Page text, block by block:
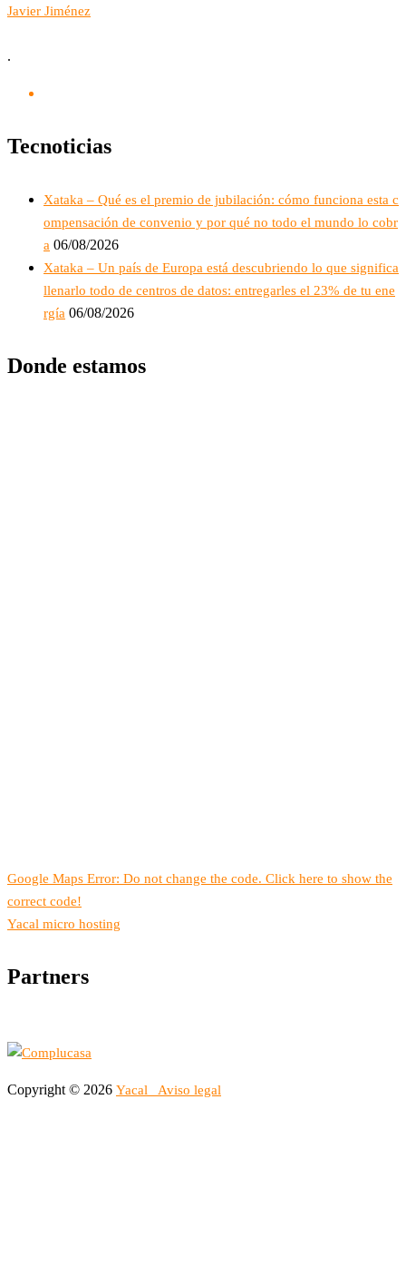
Javier Jiménez
.
Tecnoticias
Xataka – Qué es el premio de jubilación: cómo funciona esta c
ompensación de convenio y por qué no todo el mundo lo cobr
a 06/08/2026
Xataka – Un país de Europa está descubriendo lo que significa
llenarlo todo de centros de datos: entregarles el 23% de tu ene
rgía 06/08/2026
Donde estamos
Google Maps Error: Do not change the code. Click here to show the
correct code!
Yacal micro hosting
Partners
Copyright © 2026 Yacal Aviso legal